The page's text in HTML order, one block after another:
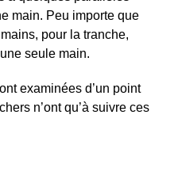
main. Peu importe que
pour la tranche,
seule main.
examinées d’un point
n’ont qu’à suivre ces